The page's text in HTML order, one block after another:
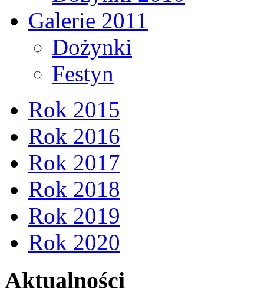
Galerie 2011
Dożynki
Festyn
Rok 2015
Rok 2016
Rok 2017
Rok 2018
Rok 2019
Rok 2020
Aktualności